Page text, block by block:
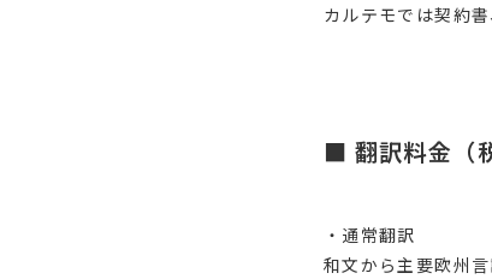
カルテモでは契約
■ 翻訳料金（
・通常翻訳
和文から主要欧州